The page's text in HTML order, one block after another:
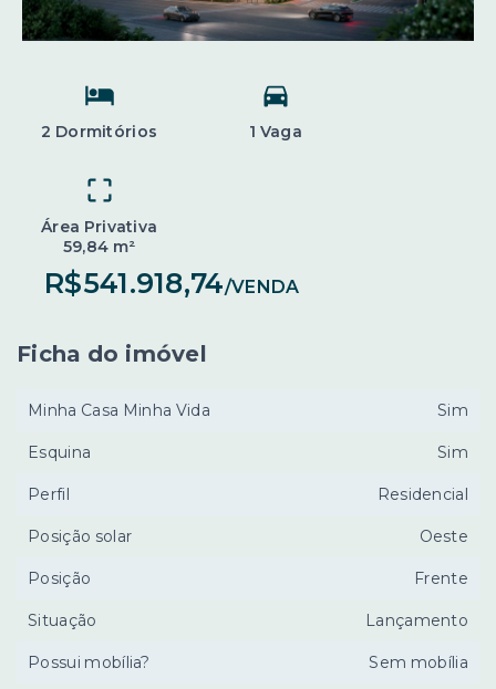
2 Dormitórios 1 Vaga
Área Privativa
59,84 m²
R$541.918,74/VENDA
Ficha do imóvel
Minha Casa Minha Vida Sim
Esquina Sim
Perfil Residencial
Posição solar Oeste
Posição Frente
Situação Lançamento
Possui mobília? Sem mobília